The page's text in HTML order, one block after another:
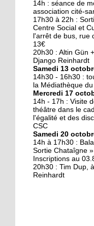
Face au
numérique
19 octobre 2017
La précarité
18 octobre
Quatre
chevet du
18 octobre
Kamisa
14h : séance de
association cité-
17h30 à 22h :
Centre Social et
l'arrêt de bus, rue
13€
20h30 : Altin Gün
Django Reinhardt
Samedi 13
14h30 - 16h30 :
la Médiathèque
Mercredi 17
14h - 17h : Visite
théâtre dans le
l'égalité et des
CSC
Samedi 20
14h à 17h30 :
Sortie Chataîgne
Inscriptions au
20h30 : Tim Dup,
Reinhardt